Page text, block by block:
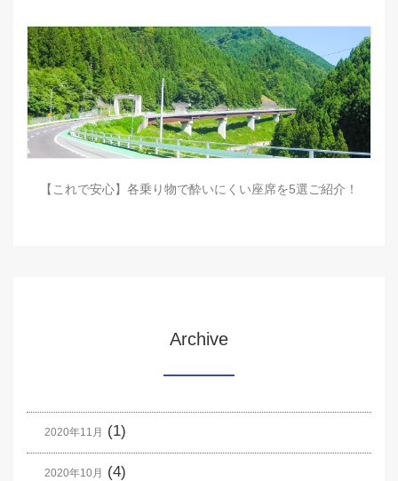
【これで安心】各乗り物で酔いにくい座席を5選ご紹介！
Archive
2020年11月 (1)
2020年10月 (4)